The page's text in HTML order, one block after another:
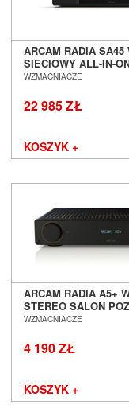
LAB12
Leak
Leema
LG
Line Magnetic
Magnetar
Marantz
Martin Logan
Matrix Audio
MEE audio
Melodika
Micromega
Monacor
Monolith Audio
Monster
ARCAM RADIA SA45
SIECIOWY ALL-IN-
POZNAŃ WROCŁAW
WZMACNIACZE
22 985 ZŁ
KOSZYK +
ARCAM RADIA A5+
STEREO SALON
WROCŁAW
WZMACNIACZE
4 190 ZŁ
KOSZYK +